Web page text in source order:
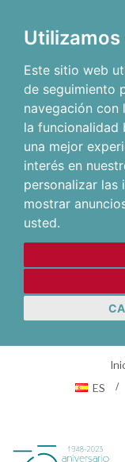
Este sitio web
de seguimiento
navegación con
la funcionalidad
una mejor
interés en
personalizar las
mostrar
usted.
ES